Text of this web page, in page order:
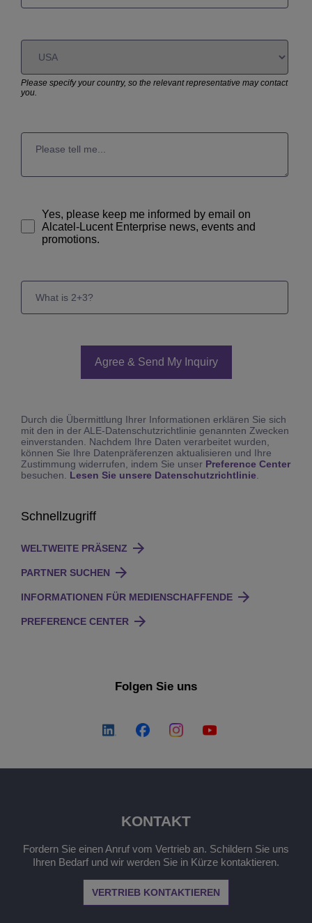
Please specify your country, so the relevant representative may contact
you.
Yes, please keep me informed by email on
Alcatel-Lucent Enterprise news, events and
promotions.
Durch die Übermittlung Ihrer Informationen erklären Sie sich
mit den in der ALE-Datenschutzrichtlinie genannten Zwecken
einverstanden. Nachdem Ihre Daten verarbeitet wurden,
können Sie Ihre Datenpräferenzen aktualisieren und Ihre
Zustimmung widerrufen, indem Sie unser Preference Center
besuchen. Lesen Sie unsere Datenschutzrichtlinie
Schnellzugriff
WELTWEITE PRÄSENZ
PARTNER SUCHEN
INFORMATIONEN FÜR MEDIENSCHAFFENDE
PREFERENCE CENTER
Folgen Sie uns
KONTAKT
Fordern Sie einen Anruf vom Vertrieb an. Schildern Sie uns
Ihren Bedarf und wir werden Sie in Kürze kontaktieren.
VERTRIEB KONTAKTIEREN